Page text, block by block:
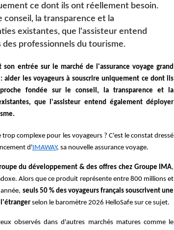
ce dont ils ont réellement besoin.
conseil, la transparence et la
existantes, que l'assisteur entend
professionnels du tourisme.
entrée sur le marché de l'assurance voyage grand
aider les voyageurs à souscrire uniquement ce dont ils
fondée sur le conseil, la transparence et la
que l'assisteur entend également déployer
trop complexe pour les voyageurs ? C'est le constat dressé
d'IMAWAY, sa nouvelle assurance voyage.
du développement & des offres chez Groupe IMA,
Alors que ce produit représente entre 800 millions et
seuls 50 % des voyageurs français souscrivent une
l'étrangerselon le baromètre 2026 HelloSafe sur ce sujet.
observés dans d'autres marchés matures comme le